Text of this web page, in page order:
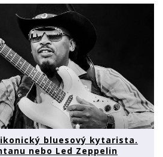
bluesový kytarista.
nebo Led Zeppelin